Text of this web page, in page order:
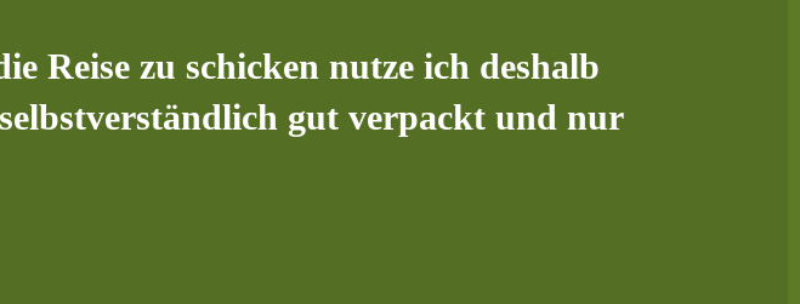
Reise zu schicken nutze ich deshalb
gut verpackt und nur